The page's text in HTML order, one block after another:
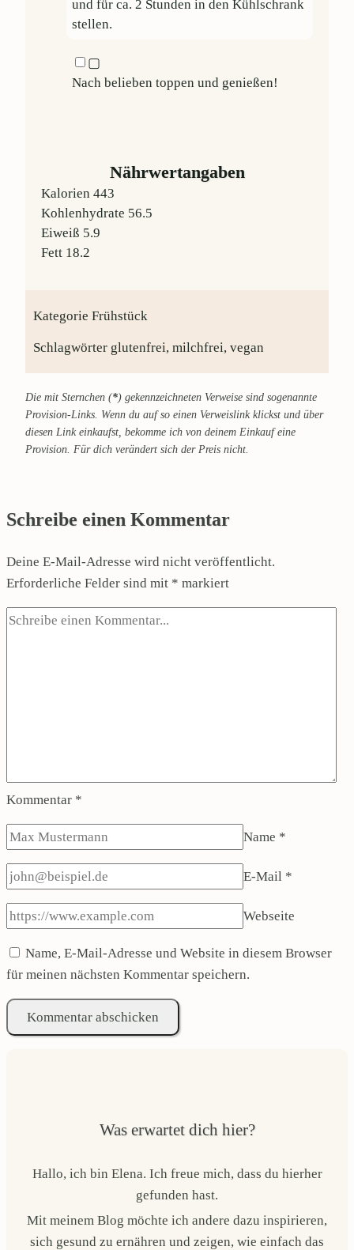
und für ca. 2 Stunden in den Kühlschrank
stellen.
▢
Nach belieben toppen und genießen!
Nährwertangaben
Kalorien 443
Kohlenhydrate 56.5
Eiweiß 5.9
Fett 18.2
Kategorie Frühstück
Schlagwörter glutenfrei, milchfrei, vegan
Die mit Sternchen (*) gekennzeichneten Verweise sind sogenannte
Provision-Links. Wenn du auf so einen Verweislink klickst und über
diesen Link einkaufst, bekomme ich von deinem Einkauf eine
Provision. Für dich verändert sich der Preis nicht.
Schreibe einen Kommentar
Deine E-Mail-Adresse wird nicht veröffentlicht.
Erforderliche Felder sind mit * markiert
Kommentar *
Name *
E-Mail *
Webseite
Name, E-Mail-Adresse und Website in diesem Browser
für meinen nächsten Kommentar speichern.
Was erwartet dich hier?
Hallo, ich bin Elena. Ich freue mich, dass du hierher
gefunden hast.
Mit meinem Blog möchte ich andere dazu inspirieren,
sich gesund zu ernähren und zeigen, wie einfach das